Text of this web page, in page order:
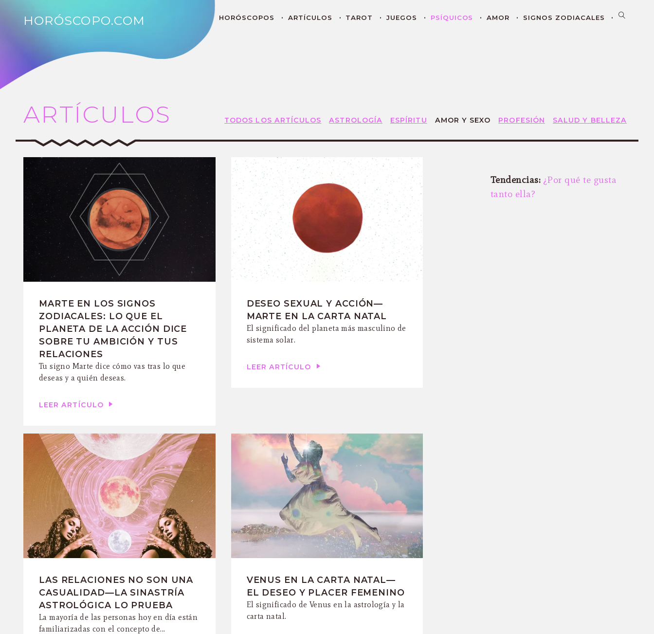
HORÓSCOPO.COM HORÓSCOPOS ARTÍCULOS TAROT JUEGOS PSÍQUICOS AMOR SIGNOS ZODIACALES
ARTÍCULOS TODOS LOS ARTÍCULOS ASTROLOGÍA ESPÍRITU AMOR Y SEXO PROFESIÓN SALUD Y BELLEZA
MARTE EN LOS SIGNOS
ZODIACALES: LO QUE EL
PLANETA DE LA ACCIÓN DICE
SOBRE TU AMBICIÓN Y TUS
RELACIONES
Tu signo Marte dice cómo vas tras lo que
deseas y a quién deseas.
LEER ARTÍCULO
DESEO SEXUAL Y ACCIÓN—
MARTE EN LA CARTA NATAL
El significado del planeta más masculino de
sistema solar.
LEER ARTÍCULO
LAS RELACIONES NO SON UNA
CASUALIDAD—LA SINASTRÍA
ASTROLÓGICA LO PRUEBA
La mayoría de las personas hoy en día están
familiarizadas con el concepto de...
VENUS EN LA CARTA NATAL—
EL DESEO Y PLACER FEMENINO
El significado de Venus en la astrología y la
carta natal.
Tendencias: ¿Por qué te gusta
tanto ella?